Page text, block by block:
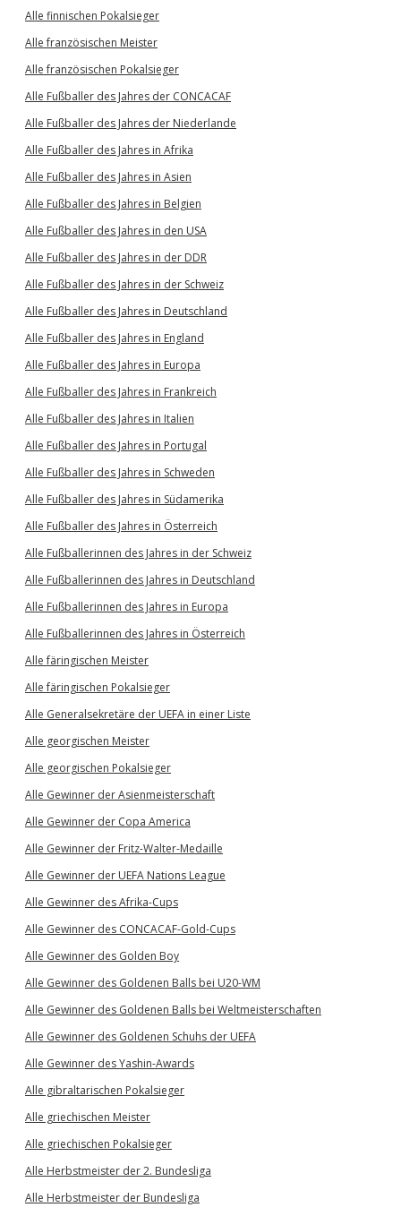
Alle finnischen Pokalsieger
Alle französischen Meister
Alle französischen Pokalsieger
Alle Fußballer des Jahres der CONCACAF
Alle Fußballer des Jahres der Niederlande
Alle Fußballer des Jahres in Afrika
Alle Fußballer des Jahres in Asien
Alle Fußballer des Jahres in Belgien
Alle Fußballer des Jahres in den USA
Alle Fußballer des Jahres in der DDR
Alle Fußballer des Jahres in der Schweiz
Alle Fußballer des Jahres in Deutschland
Alle Fußballer des Jahres in England
Alle Fußballer des Jahres in Europa
Alle Fußballer des Jahres in Frankreich
Alle Fußballer des Jahres in Italien
Alle Fußballer des Jahres in Portugal
Alle Fußballer des Jahres in Schweden
Alle Fußballer des Jahres in Südamerika
Alle Fußballer des Jahres in Österreich
Alle Fußballerinnen des Jahres in der Schweiz
Alle Fußballerinnen des Jahres in Deutschland
Alle Fußballerinnen des Jahres in Europa
Alle Fußballerinnen des Jahres in Österreich
Alle färingischen Meister
Alle färingischen Pokalsieger
Alle Generalsekretäre der UEFA in einer Liste
Alle georgischen Meister
Alle georgischen Pokalsieger
Alle Gewinner der Asienmeisterschaft
Alle Gewinner der Copa America
Alle Gewinner der Fritz-Walter-Medaille
Alle Gewinner der UEFA Nations League
Alle Gewinner des Afrika-Cups
Alle Gewinner des CONCACAF-Gold-Cups
Alle Gewinner des Golden Boy
Alle Gewinner des Goldenen Balls bei U20-WM
Alle Gewinner des Goldenen Balls bei Weltmeisterschaften
Alle Gewinner des Goldenen Schuhs der UEFA
Alle Gewinner des Yashin-Awards
Alle gibraltarischen Pokalsieger
Alle griechischen Meister
Alle griechischen Pokalsieger
Alle Herbstmeister der 2. Bundesliga
Alle Herbstmeister der Bundesliga